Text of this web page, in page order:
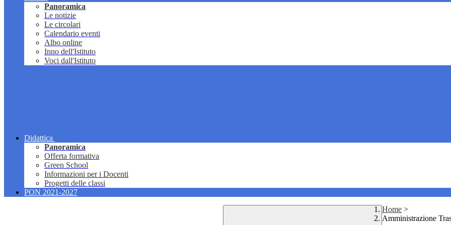
Panoramica
Le notizie
Le circolari
Calendario eventi
Albo online
Inno dell'Istituto
Voci dall'Istituto
Didattica
Panoramica
Offerta formativa
Green School
Informazioni per i Docenti
Progetti delle classi
PON 2021-2027
Home >
Amministrazione